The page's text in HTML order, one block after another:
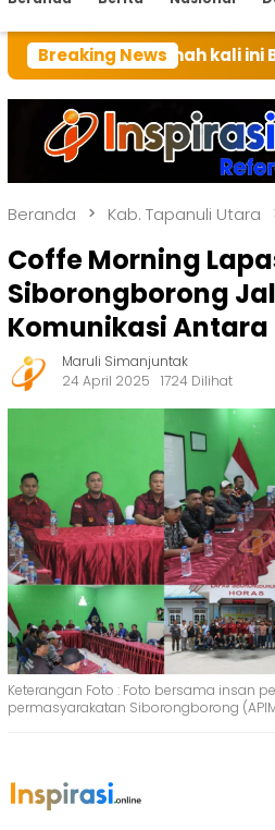
Breaking News
kali ini BRI Unit
Beranda Kab. Tapanuli Utara
Coffe Morning
Siborongborong
Komunikasi Antara
Maruli Simanjuntak
24 April 2025
1724 Dilihat
Keterangan Foto : Foto bersama insan
permasyarakatan Siborongborong